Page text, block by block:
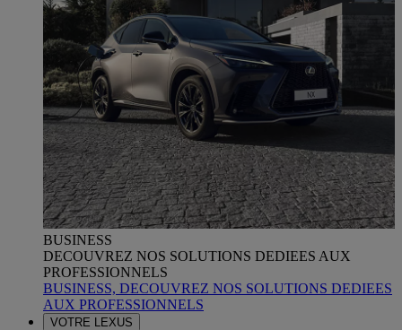
BUSINESS
DECOUVREZ NOS SOLUTIONS DEDIEES AUX
PROFESSIONNELS
BUSINESS, DECOUVREZ NOS SOLUTIONS DEDIEES
AUX PROFESSIONNELS
VOTRE LEXUS